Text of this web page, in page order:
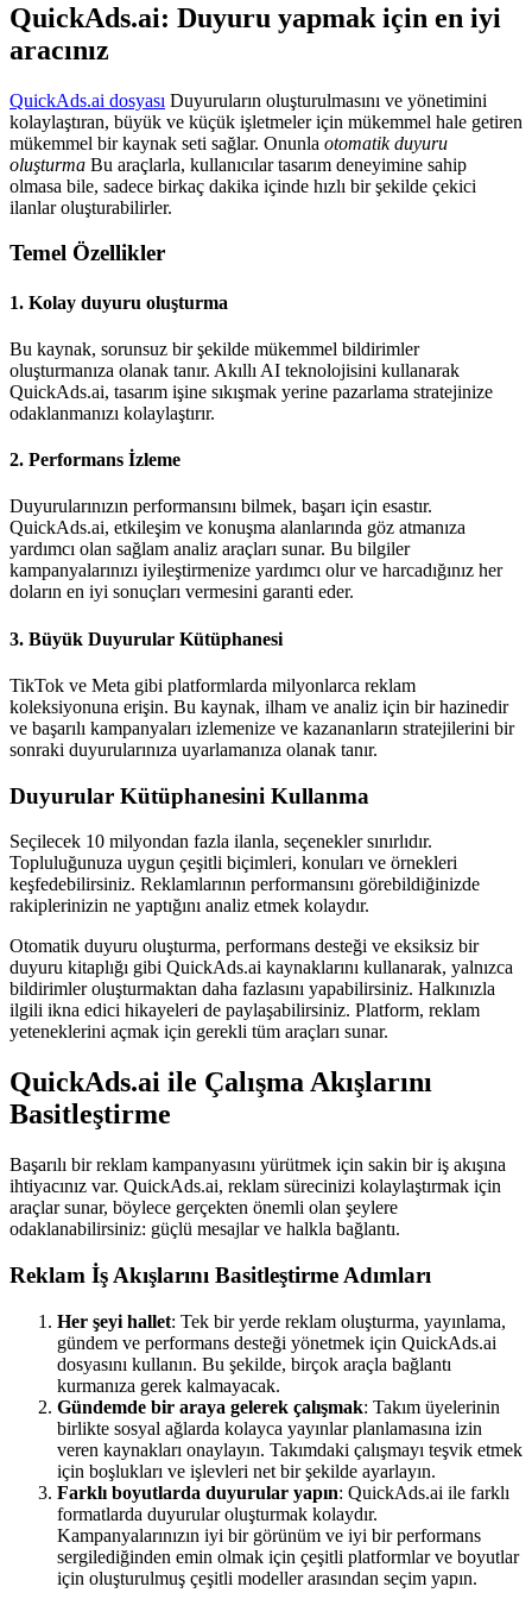
QuickAds.ai: Duyuru yapmak için en iyi
aracınız
QuickAds.ai dosyası Duyuruların oluşturulmasını ve yönetimini
kolaylaştıran, büyük ve küçük işletmeler için mükemmel hale getiren
mükemmel bir kaynak seti sağlar. Onunla otomatik duyuru
oluşturma Bu araçlarla, kullanıcılar tasarım deneyimine sahip
olmasa bile, sadece birkaç dakika içinde hızlı bir şekilde çekici
ilanlar oluşturabilirler.
Temel Özellikler
1. Kolay duyuru oluşturma
Bu kaynak, sorunsuz bir şekilde mükemmel bildirimler
oluşturmanıza olanak tanır. Akıllı AI teknolojisini kullanarak
QuickAds.ai, tasarım işine sıkışmak yerine pazarlama stratejinize
odaklanmanızı kolaylaştırır.
2. Performans İzleme
Duyurularınızın performansını bilmek, başarı için esastır.
QuickAds.ai, etkileşim ve konuşma alanlarında göz atmanıza
yardımcı olan sağlam analiz araçları sunar. Bu bilgiler
kampanyalarınızı iyileştirmenize yardımcı olur ve harcadığınız her
doların en iyi sonuçları vermesini garanti eder.
3. Büyük Duyurular Kütüphanesi
TikTok ve Meta gibi platformlarda milyonlarca reklam
koleksiyonuna erişin. Bu kaynak, ilham ve analiz için bir hazinedir
ve başarılı kampanyaları izlemenize ve kazananların stratejilerini bir
sonraki duyurularınıza uyarlamanıza olanak tanır.
Duyurular Kütüphanesini Kullanma
Seçilecek 10 milyondan fazla ilanla, seçenekler sınırlıdır.
Topluluğunuza uygun çeşitli biçimleri, konuları ve örnekleri
keşfedebilirsiniz. Reklamlarının performansını görebildiğinizde
rakiplerinizin ne yaptığını analiz etmek kolaydır.
Otomatik duyuru oluşturma, performans desteği ve eksiksiz bir
duyuru kitaplığı gibi QuickAds.ai kaynaklarını kullanarak, yalnızca
bildirimler oluşturmaktan daha fazlasını yapabilirsiniz. Halkınızla
ilgili ikna edici hikayeleri de paylaşabilirsiniz. Platform, reklam
yeteneklerini açmak için gerekli tüm araçları sunar.
QuickAds.ai ile Çalışma Akışlarını
Basitleştirme
Başarılı bir reklam kampanyasını yürütmek için sakin bir iş akışına
ihtiyacınız var. QuickAds.ai, reklam sürecinizi kolaylaştırmak için
araçlar sunar, böylece gerçekten önemli olan şeylere
odaklanabilirsiniz: güçlü mesajlar ve halkla bağlantı.
Reklam İş Akışlarını Basitleştirme Adımları
Her şeyi hallet: Tek bir yerde reklam oluşturma, yayınlama,
gündem ve performans desteği yönetmek için QuickAds.ai
dosyasını kullanın. Bu şekilde, birçok araçla bağlantı
kurmanıza gerek kalmayacak.
Gündemde bir araya gelerek çalışmak: Takım üyelerinin
birlikte sosyal ağlarda kolayca yayınlar planlamasına izin
veren kaynakları onaylayın. Takımdaki çalışmayı teşvik etmek
için boşlukları ve işlevleri net bir şekilde ayarlayın.
Farklı boyutlarda duyurular yapın: QuickAds.ai ile farklı
formatlarda duyurular oluşturmak kolaydır.
Kampanyalarınızın iyi bir görünüm ve iyi bir performans
sergilediğinden emin olmak için çeşitli platformlar ve boyutlar
için oluşturulmuş çeşitli modeller arasından seçim yapın.